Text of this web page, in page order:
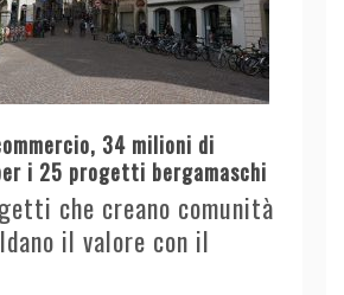
34 milioni di
i 25 progetti bergamaschi
che creano comunità
il valore con il